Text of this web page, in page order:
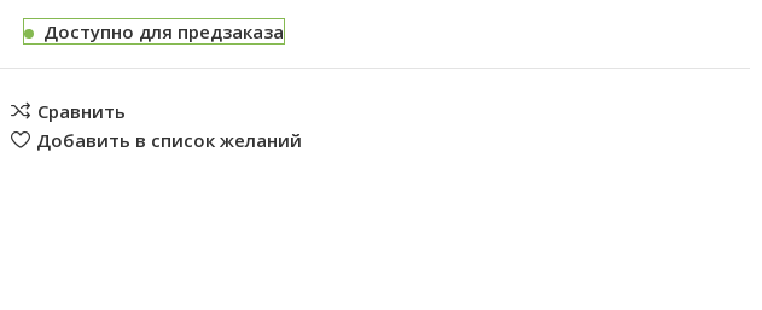
Доступно для предзаказа
Сравнить
Добавить в список желаний